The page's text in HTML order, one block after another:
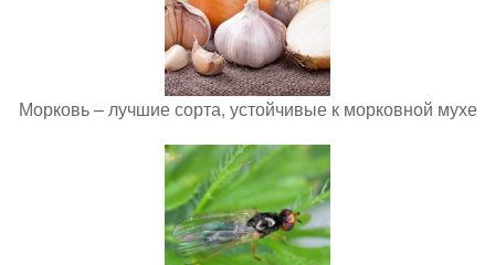
Морковь – лучшие сорта, устойчивые к морковной мухе